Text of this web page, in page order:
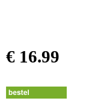
€ 16.99